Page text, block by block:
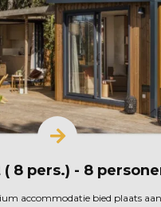
8 pers.) - 8
accommodatie bied plaats